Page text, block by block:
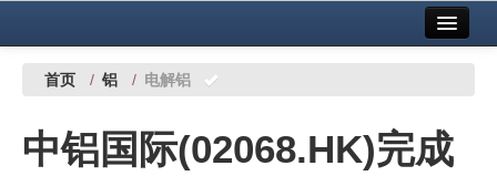
中国有色金属报社主办 广告服务
铜镍铅锌
首页 / 铝 / 电解铝
中铝国际(02068.HK)完成